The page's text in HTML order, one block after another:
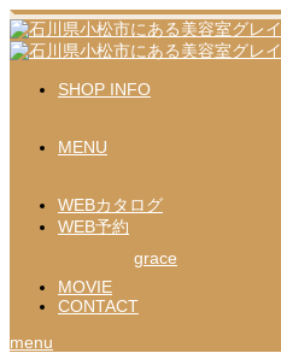
SHOP INFO
MENU
WEBカタログ
WEB予約
grace
MOVIE
CONTACT
menu